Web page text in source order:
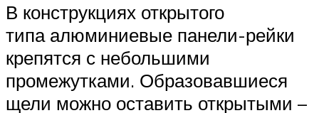
В конструкциях открытого
типа алюминиевые панели-рейки
крепятся с небольшими
промежутками. Образовавшиеся
щели можно оставить открытыми –